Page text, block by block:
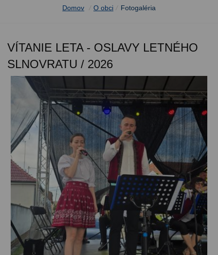
Domov / O obci / Fotogaléria
VÍTANIE LETA - OSLAVY LETNÉHO
SLNOVRATU / 2026